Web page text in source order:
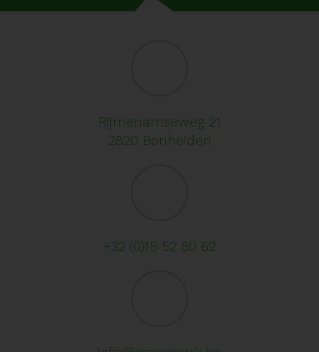
Rijmenamseweg 21
2820 Bonheiden
+32 (0)15 52 80 62